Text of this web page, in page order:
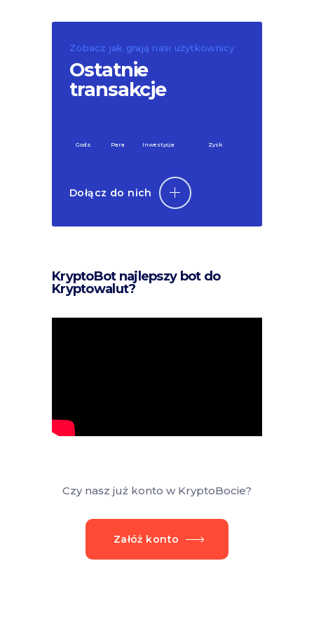
Zobacz jak grają nasi użytkownicy
Ostatnie
transakcje
Godz. Para Inwestycja Zysk
Dołącz do nich
KryptoBot najlepszy bot do
Kryptowalut?
Czy nasz już konto w KryptoBocie?
Załóż konto